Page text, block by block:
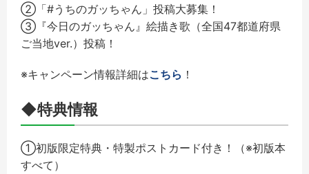
②「#うちのガッちゃん」投稿大募集！
③『今日のガッちゃん』絵描き歌（全国47都道府県
ご当地ver.）投稿！
※キャンペーン情報詳細はこちら ！
◆特典情報
①初版限定特典・特製ポストカード付き！（※初版本
すべて）